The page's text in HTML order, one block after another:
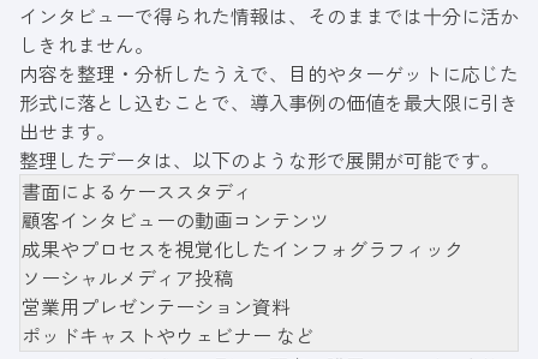
インタビューで得られた情報は、そのままでは十分に活か
しきれません。
内容を整理・分析したうえで、目的やターゲットに応じた
形式に落とし込むことで、導入事例の価値を最大限に引き
出せます。
整理したデータは、以下のような形で展開が可能です。
書面によるケーススタディ
顧客インタビューの動画コンテンツ
成果やプロセスを視覚化したインフォグラフィック
ソーシャルメディア投稿
営業用プレゼンテーション資料
ポッドキャストやウェビナー など